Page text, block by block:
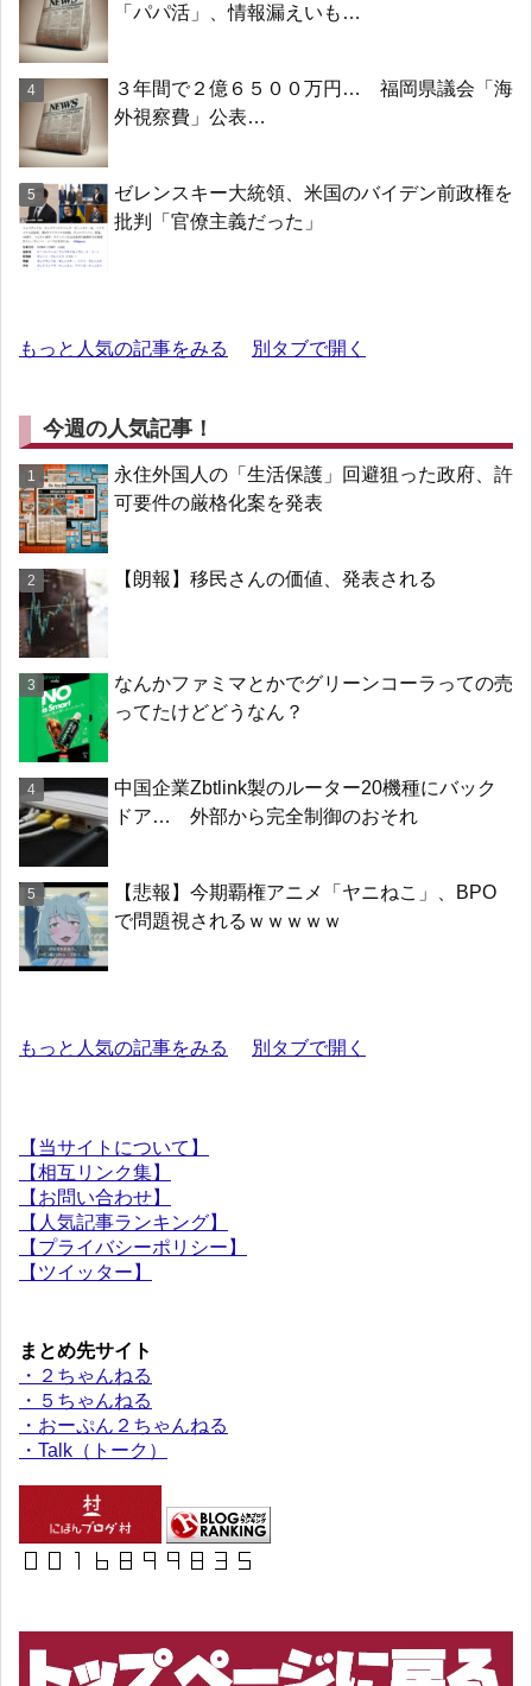
「パパ活」、情報漏えいも…
３年間で２億６５００万円… 福岡県議会「海
外視察費」公表…
ゼレンスキー大統領、米国のバイデン前政権を
批判「官僚主義だった」
もっと人気の記事をみる 別タブで開く
今週の人気記事！
永住外国人の「生活保護」回避狙った政府、許
可要件の厳格化案を発表
【朗報】移民さんの価値、発表される
なんかファミマとかでグリーンコーラっての売
ってたけどどうなん？
中国企業Zbtlink製のルーター20機種にバック
ドア… 外部から完全制御のおそれ
【悲報】今期覇権アニメ「ヤニねこ」、BPO
で問題視されるｗｗｗｗｗ
もっと人気の記事をみる 別タブで開く
【当サイトについて】
【相互リンク集】
【お問い合わせ】
【人気記事ランキング】
【プライバシーポリシー】
【ツイッター】
まとめ先サイト
・２ちゃんねる
・５ちゃんねる
・おーぷん２ちゃんねる
・Talk（トーク）